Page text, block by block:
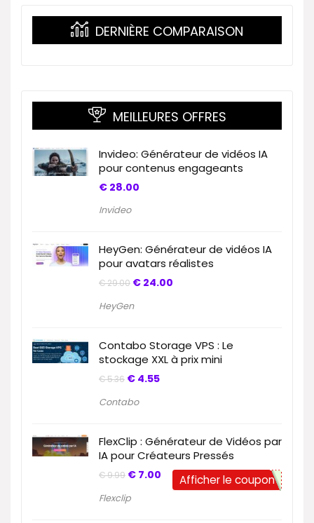
DERNIÈRE COMPARAISON
MEILLEURES OFFRES
Invideo: Générateur de vidéos IA
pour contenus engageants
€ 28.00
Invideo
HeyGen: Générateur de vidéos IA
pour avatars réalistes
€29.00 € 24.00
HeyGen
Contabo Storage VPS : Le
stockage XXL à prix mini
€5.36 € 4.55
Contabo
FlexClip : Générateur de Vidéos par
IA pour Créateurs Pressés
€9.99 € 7.00
Flexclip
Afficher le coupon